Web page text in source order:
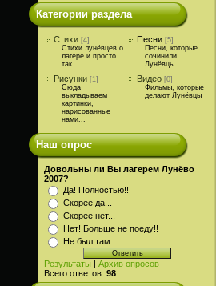
Категории раздела
Стихи [4]
Стихи лунёвцев о
лагере и просто
так..
Песни [5]
Песни, которые
сочинили
Лунёвцы...
Рисунки [1]
Сюда
выкладываем
картинки,
нарисованные
нами...
Видео [0]
Фильмы, которые
делают Лунёвцы
Наш опрос
Довольны ли Вы лагерем Лунёво
2007?
Да! Полностью!!
Скорее да...
Скорее нет...
Нет! Больше не поеду!!
Не был там
Результаты | Архив опросов
Всего ответов: 98